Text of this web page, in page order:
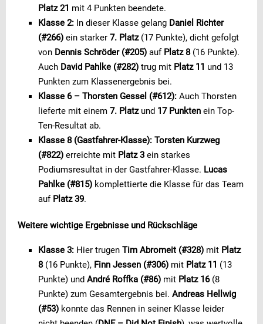
Platz 21 mit 4 Punkten beendete.
Klasse 2: In dieser Klasse gelang Daniel Richter
(#266) ein starker 7. Platz(17 Punkte), dicht gefolgt
von Dennis Schröder (#205) auf Platz 8(16 Punkte).
Auch David Pahlke (#282) trug mit Platz 11 und 13
Punkten zum Klassenergebnis bei.
Klasse 6 – Thorsten Gessel (#612): Auch Thorsten
lieferte mit einem 7. Platzund 17 Punkten ein Top-
Ten-Resultat ab.
Klasse 8 (Gastfahrer-Klasse): Torsten Kurzweg
(#822) erreichte mit Platz 3 ein starkes
Podiumsresultat in der Gastfahrer-Klasse. Lucas
Pahlke (#815) komplettierte die Klasse für das Team
auf Platz 39.
Weitere wichtige Ergebnisse und Rückschläge
Klasse 3: Hier trugen Tim Abromeit (#328) mit Platz
8(16 Punkte), Finn Jessen (#306) mit Platz 11 (13
Punkte) und André Roffka (#86) mit Platz 16(8
Punkte) zum Gesamtergebnis bei. Andreas Hellwig
(#53) konnte das Rennen in seiner Klasse leider